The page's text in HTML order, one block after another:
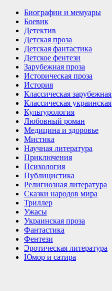
Биографии и мемуары
Боевик
Детектив
Детская проза
Детская фантастика
Детское фентези
Зарубежная проза
Историческая проза
История
Классическая зарубежная
Классическая украинская
Культурология
Любовный роман
Медицина и здоровье
Мистика
Научная литература
Приключения
Психология
Публицистика
Религиозная литература
Сказки народов мира
Триллер
Ужасы
Украинская проза
Фантастика
Фентези
Эротическая литература
Юмор и сатира